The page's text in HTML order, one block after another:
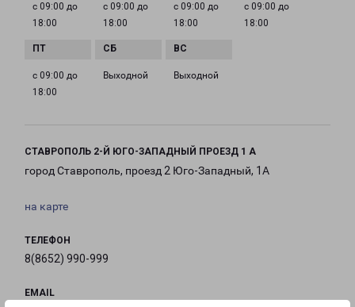
с 09:00 до
18:00
с 09:00 до
18:00
с 09:00 до
18:00
с 09:00 до
18:00
с 09:00 до
18:00
Выходной Выходной
СТАВРОПОЛЬ 2-Й ЮГО-ЗАПАДНЫЙ ПРОЕЗД 1 А
город Ставрополь, проезд 2 Юго-Западный, 1А
на карте
ТЕЛЕФОН
8(8652) 990-999
EMAIL